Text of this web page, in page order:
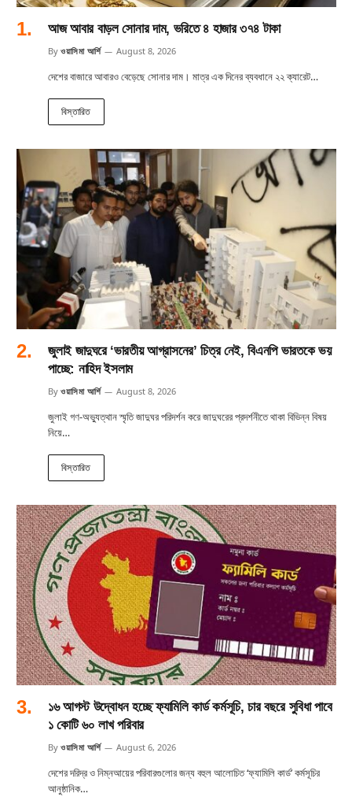
আজ আবার বাড়ল সোনার দাম, ভরিতে ৪ হাজার ৩৭৪ টাকা
By ওয়াসিমা আর্শি August 8, 2026
দেশের বাজারে আবারও বেড়েছে সোনার দাম। মাত্র এক দিনের ব্যবধানে ২২ ক্যারেট…
বিস্তারিত
জুলাই জাদুঘরে ‘ভারতীয় আগ্রাসনের’ চিত্র নেই, বিএনপি ভারতকে ভয়
পাচ্ছে: নাহিদ ইসলাম
By ওয়াসিমা আর্শি August 8, 2026
জুলাই গণ-অভ্যুত্থান স্মৃতি জাদুঘর পরিদর্শন করে জাদুঘরের প্রদর্শনীতে থাকা বিভিন্ন বিষয়
নিয়ে…
বিস্তারিত
১৬ আগস্ট উদ্বোধন হচ্ছে ফ্যামিলি কার্ড কর্মসূচি, চার বছরে সুবিধা পাবে
১ কোটি ৬০ লাখ পরিবার
By ওয়াসিমা আর্শি August 6, 2026
দেশের দরিদ্র ও নিম্নআয়ের পরিবারগুলোর জন্য বহুল আলোচিত ‘ফ্যামিলি কার্ড’ কর্মসূচির
আনুষ্ঠানিক…